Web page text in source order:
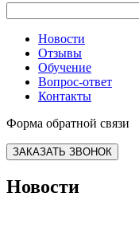
Новости
Отзывы
Обучение
Вопрос-ответ
Контакты
Форма обратной связи
ЗАКАЗАТЬ ЗВОНОК
Новости